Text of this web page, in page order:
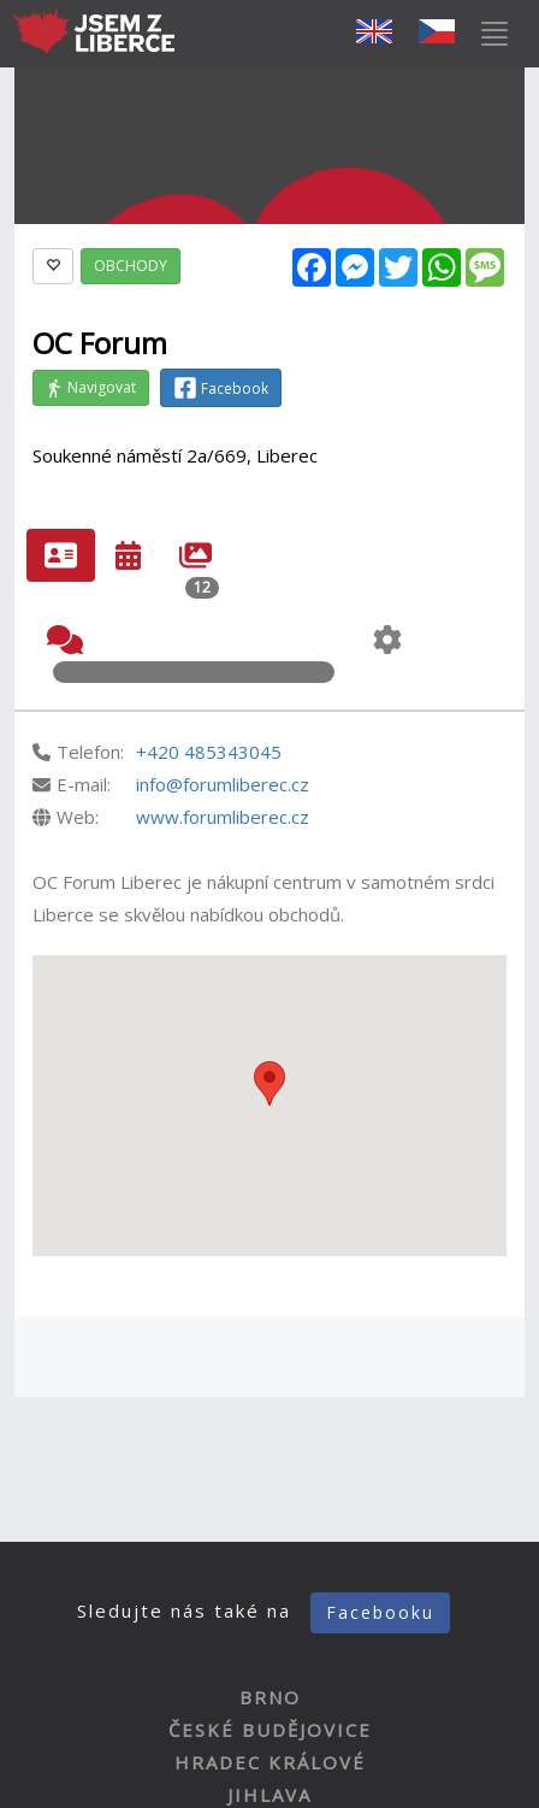
FacebookMessenger
Twitter
OBCHODY
OC Forum
Navigovat Facebook
Soukenné náměstí 2a/669, Liberec
12
Telefon: +420 485343045
E-mail:
info@forumliberec.cz
Web:
www.forumliberec.cz
OC Forum Liberec je nákupní centrum v samotném srdci
Liberce se skvělou nabídkou obchodů.
Sledujte nás také na Facebooku
BRNO
ČESKÉ BUDĚJOVICE
HRADEC KRÁLOVÉ
JIHLAVA